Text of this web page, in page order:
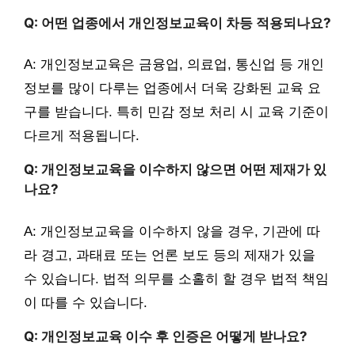
Q: 어떤 업종에서 개인정보교육이 차등 적용되나요?
A: 개인정보교육은 금융업, 의료업, 통신업 등 개인
정보를 많이 다루는 업종에서 더욱 강화된 교육 요
구를 받습니다. 특히 민감 정보 처리 시 교육 기준이
다르게 적용됩니다.
Q: 개인정보교육을 이수하지 않으면 어떤 제재가 있
나요?
A: 개인정보교육을 이수하지 않을 경우, 기관에 따
라 경고, 과태료 또는 언론 보도 등의 제재가 있을
수 있습니다. 법적 의무를 소홀히 할 경우 법적 책임
이 따를 수 있습니다.
Q: 개인정보교육 이수 후 인증은 어떻게 받나요?